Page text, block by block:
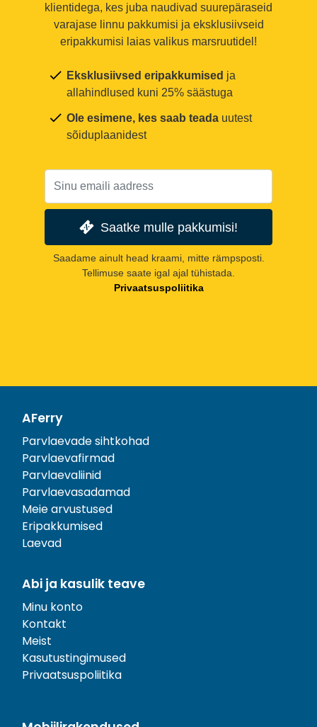
klientidega, kes juba naudivad suurepäraseid
varajase linnu pakkumisi ja eksklusiivseid
eripakkumisi laias valikus marsruutidel!
Eksklusiivsed eripakkumised ja
allahindlused kuni 25% säästuga
Ole esimene, kes saab teada uutest
sõiduplaanidest
Saatke mulle pakkumisi!
Saadame ainult head kraami, mitte rämpsposti.
Tellimuse saate igal ajal tühistada.
Privaatsuspoliitika
AFerry
Parvlaevade sihtkohad
Parvlaevafirmad
Parvlaevaliinid
Parvlaevasadamad
Meie arvustused
Eripakkumised
Laevad
Abi ja kasulik teave
Minu konto
Kontakt
Meist
Kasutustingimused
Privaatsuspoliitika